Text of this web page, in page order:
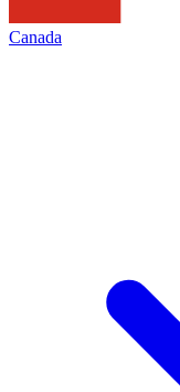
Canada